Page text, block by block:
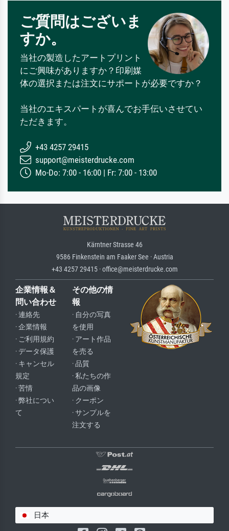
ご質問はございま
すか。
当社の製造したアートプリント
にご興味がありますか？印刷媒
体の選択または注文にサポートが必要ですか？
当社のエキスパートが喜んでお手伝いさせてい
ただきます。
+43 4257 29415
support@meisterdrucke.com
Mo-Do: 7:00 - 16:00 | Fr: 7:00 - 13:00
Kärntner Strasse 46
9586 Finkenstein am Faaker See · Austria
+43 4257 29415 · office@meisterdrucke.com
企業情報＆
問い合わせ
· 連絡先
· 企業情報
· ご利用規約
· データ保護
· キャンセル
規定
· 苦情
· 弊社につい
て
その他の情
報
· 自分の写真
を使用
· アート作品
を売る
· 品質
· 私たちの作
品の画像
· クーポン
· サンプルを
注文する
日本